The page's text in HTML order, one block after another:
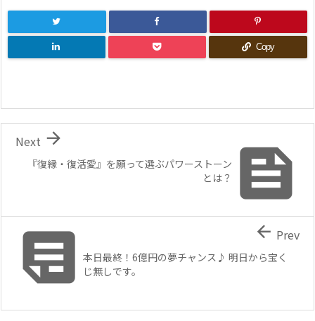
Copy

『復縁・復活愛』を願って選ぶパワーストーン
とは？

Next
本日最終！6億円の夢チャンス♪ 明日から宝く
じ無しです。
 Prev